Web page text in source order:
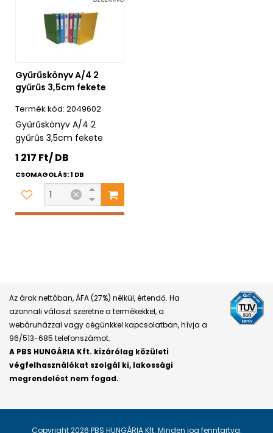
Gyűrűskönyv A/4 2
gyűrűs 3,5cm fekete
2049602
Gyűrűskönyv A/4 2
gyűrűs 3,5cm fekete
1 217 Ft/ DB
CSOMAGOLÁS: 1 DB
Az árak nettóban, ÁFA (27%) nélkül, értendő. Ha
azonnali választ szeretne a termékekkel, a
webáruházzal vagy cégünkkel kapcsolatban, hívja a
96/513-685 telefonszámot.
A PBS HUNGÁRIA Kft. kizárólag közületi
végfelhasználókat szolgál ki, lakossági
megrendelést nem fogad.
Copyright 2026 PBS HUNGÁRIA Kft. Minden jog fenntartva.